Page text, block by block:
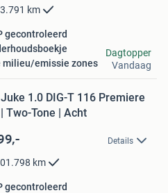
km
gecontroleerd
milieu/emissie zones
Dagtopper
Vandaag
1.0 DIG-T 116 Premiere
Two-Tone | Acht
Details
km
gecontroleerd